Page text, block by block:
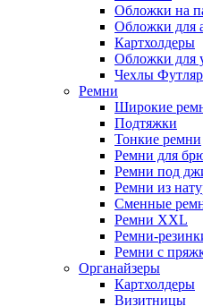
Обложки на
Обложки для
Картхолдеры
Обложки для
Чехлы
Ремни
Широкие
Подтяжки
Тонкие ремни
Ремни для
Ремни под
Ремни из
Сменные
Ремни XXL
Ремни-
Ремни с
Органайзеры
Картхолдеры
Визитницы